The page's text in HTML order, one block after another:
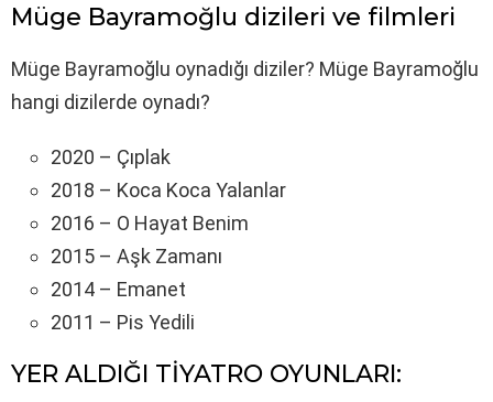
Müge Bayramoğlu dizileri ve filmleri
Müge Bayramoğlu oynadığı diziler? Müge Bayramoğlu
hangi dizilerde oynadı?
2020 – Çıplak
2018 – Koca Koca Yalanlar
2016 – O Hayat Benim
2015 – Aşk Zamanı
2014 – Emanet
2011 – Pis Yedili
YER ALDIĞI TİYATRO OYUNLARI: